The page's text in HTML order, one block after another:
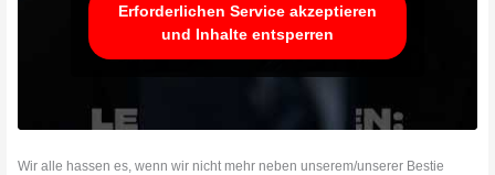
Erforderlichen Service akzeptieren
und Inhalte entsperren
Wir alle hassen es, wenn wir nicht mehr neben unserem/unserer Bestie